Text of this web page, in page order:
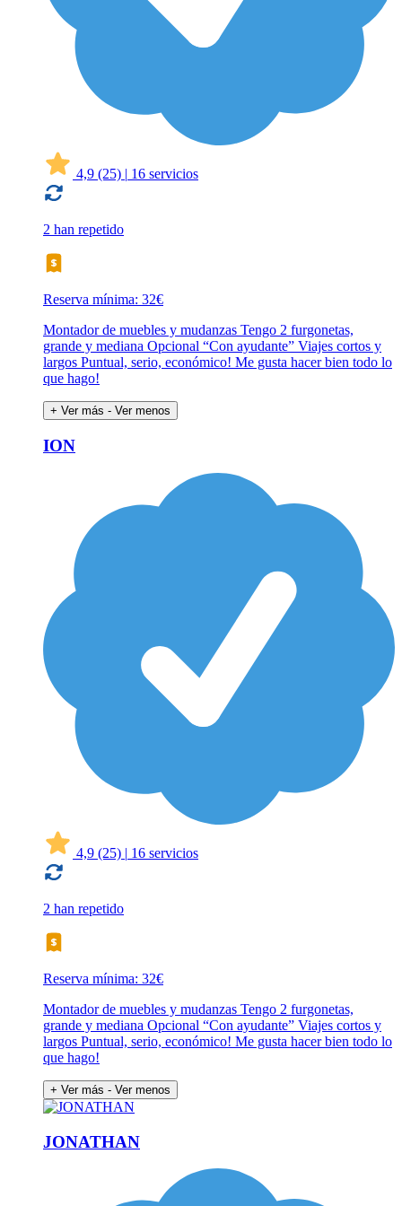
4,9 (25) | 16 servicios
2 han repetido
Reserva mínima: 32€
Montador de muebles y mudanzas Tengo 2 furgonetas,
grande y mediana Opcional “Con ayudante” Viajes cortos y
largos Puntual, serio, económico! Me gusta hacer bien todo lo
que hago!
+ Ver más - Ver menos
ION
4,9 (25) | 16 servicios
2 han repetido
Reserva mínima: 32€
Montador de muebles y mudanzas Tengo 2 furgonetas,
grande y mediana Opcional “Con ayudante” Viajes cortos y
largos Puntual, serio, económico! Me gusta hacer bien todo lo
que hago!
+ Ver más - Ver menos
JONATHAN